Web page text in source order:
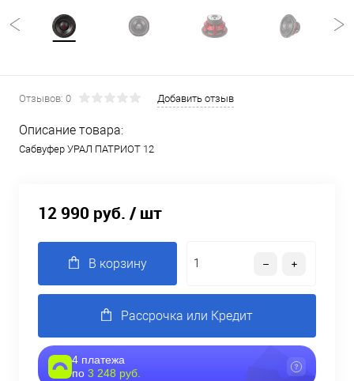
Отзывов: 0 Добавить отзыв
Описание товара:
Сабвуфер УРАЛ ПАТРИОТ 12
12 990 руб. / шт
В корзину
Рассрочка или Кредит
4 платежа
по 3 248 руб.